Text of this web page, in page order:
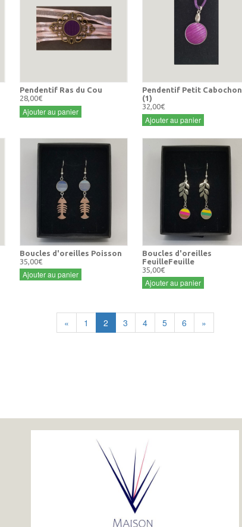
Pendentif Ras du Cou
28,00€
Ajouter au panier
Pendentif Petit Cabochon
(1)
32,00€
Ajouter au panier
Boucles d'oreilles Poisson
35,00€
Ajouter au panier
Boucles d'oreilles
FeuilleFeuille
35,00€
Ajouter au panier
« 1 2 3 4 5 6 »